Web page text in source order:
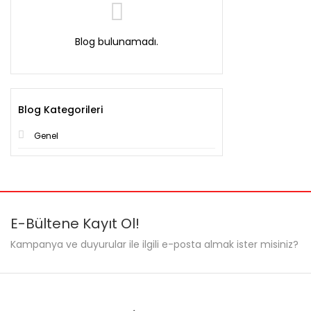
Blog bulunamadı.
Blog Kategorileri
Genel
E-Bültene Kayıt Ol!
Kampanya ve duyurular ile ilgili e-posta almak ister misiniz?